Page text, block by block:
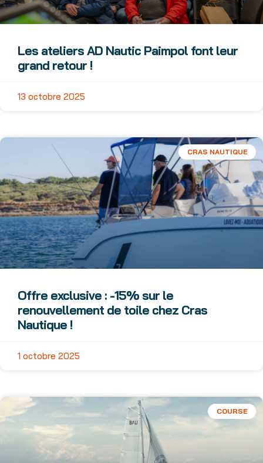
Les ateliers AD Nautic Paimpol font leur
grand retour !
13 octobre 2025
CRAS NAUTIQUE
Offre exclusive : -15% sur le
renouvellement de toile chez Cras
Nautique !
1 octobre 2025
COURSE